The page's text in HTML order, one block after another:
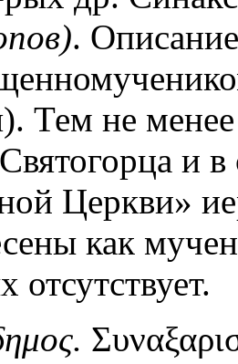
.
Тем не
и
Церкви»
как
отсутствует.